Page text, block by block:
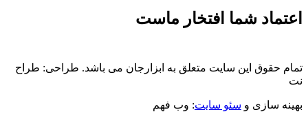
اعتماد شما افتخار ماست
تمام حقوق این سایت متعلق به ابزارجان می باشد. طراحی: طراح
نت
بهینه سازی و سئو سایت: وب فهم